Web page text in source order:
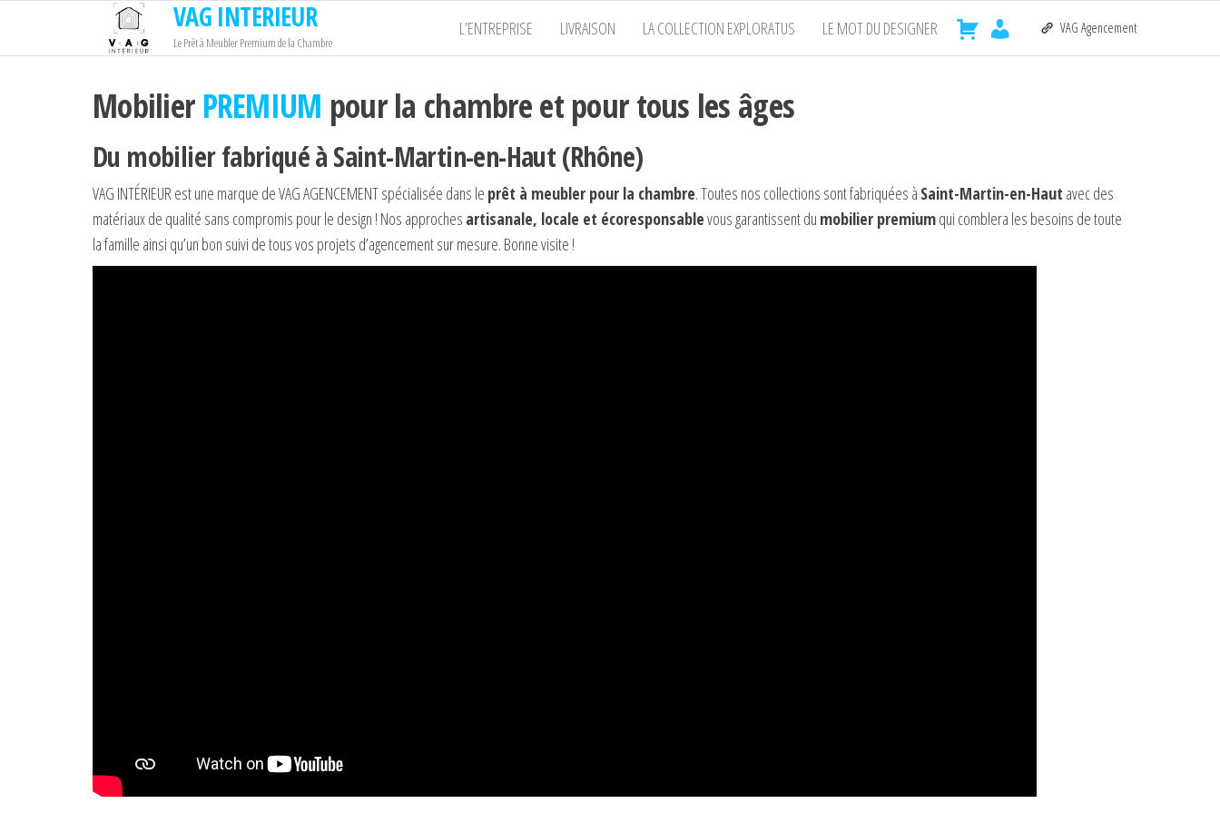
contenu
VAG INTERIEUR
Le Prêt à Meubler Premium de la Chambre
L’ENTREPRISE LIVRAISON LA COLLECTION EXPLORATUS LE MOT DU DESIGNER VAG Agencement
Mobilier PREMIUM pour la chambre et pour tous les âges
Du mobilier fabriqué à Saint-Martin-en-Haut (Rhône)
VAG INTÉRIEUR est une marque de VAG AGENCEMENT spécialisée dans le prêt à meubler pour la chambre. Toutes nos collections sont fabriquées à Saint-Martin-en-Haut avec des
matériaux de qualité sans compromis pour le design ! Nos approches artisanale, locale et écoresponsablevous garantissent du mobilier premiumqui comblera les besoins de toute
la famille ainsi qu’un bon suivi de tous vos projets d’agencement sur mesure. Bonne visite !